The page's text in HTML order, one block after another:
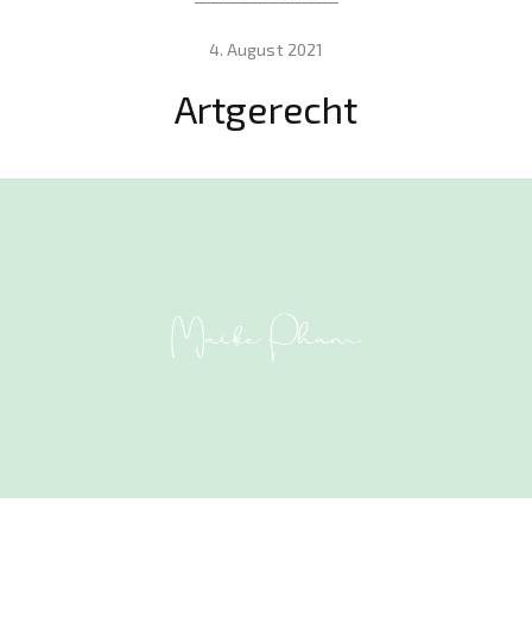
4. August 2021
Artgerecht